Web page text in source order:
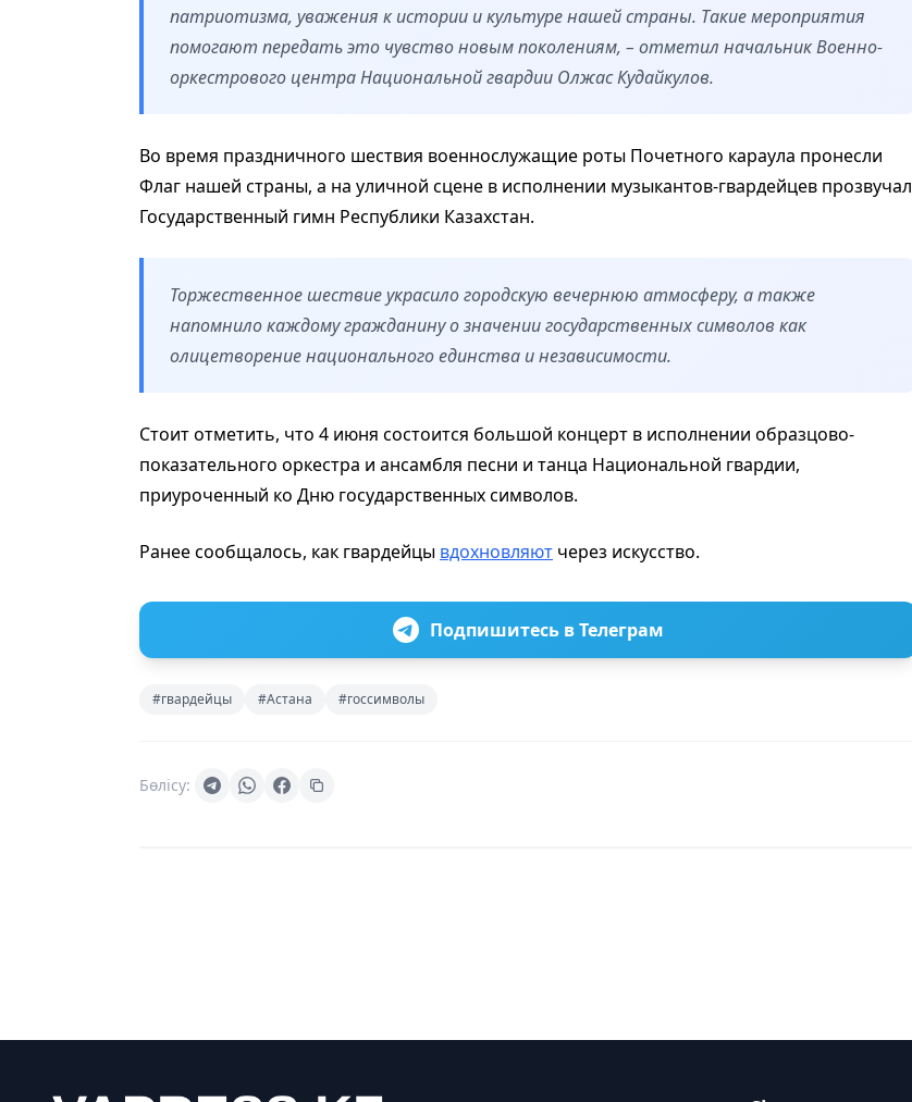
патриотизма, уважения к истории и культуре нашей страны. Такие мероприятия
помогают передать это чувство новым поколениям, – отметил начальник Военно-
оркестрового центра Национальной гвардии Олжас Кудайкулов.
Во время праздничного шествия военнослужащие роты Почетного караула пронесли
Флаг нашей страны, а на уличной сцене в исполнении музыкантов-гвардейцев прозвучал
Государственный гимн Республики Казахстан.
Торжественное шествие украсило городскую вечернюю атмосферу, а также
напомнило каждому гражданину о значении государственных символов как
олицетворение национального единства и независимости.
Стоит отметить, что 4 июня состоится большой концерт в исполнении образцово-
показательного оркестра и ансамбля песни и танца Национальной гвардии,
приуроченный ко Дню государственных символов.
Ранее сообщалось, как гвардейцы вдохновляют через искусство.
Подпишитесь в Телеграм
#гвардейцы #Астана #госсимволы
Бөлісу: